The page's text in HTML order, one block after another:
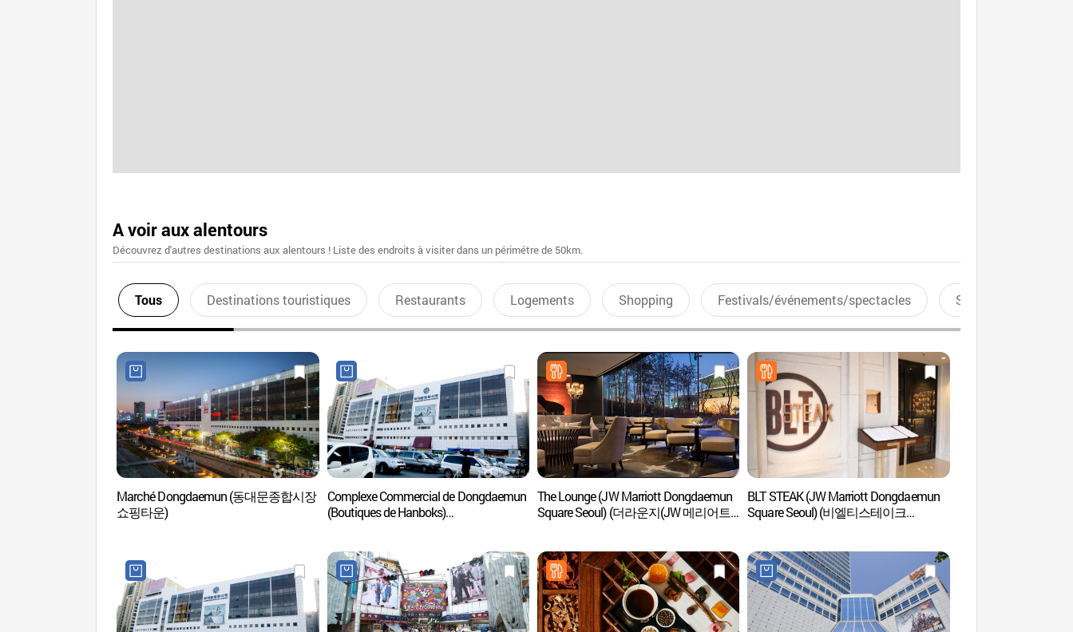
A voir aux alentours
Découvrez d'autres destinations aux alentours ! Liste des endroits à visiter dans un périmétre de 50km.
Tous Destinations touristiques Restaurants Logements Shopping Festivals/événements/spectacles Sports aquatiques
Marché Dongdaemun (동대문종합시장
쇼핑타운)
Complexe Commercial de Dongdaemun
(Boutiques de Hanboks)
The Lounge (JW Marriott Dongdaemun
Square Seoul) (더라운지(JW 메리어트
BLT STEAK (JW Marriott Dongdaemun
Square Seoul) (비엘티스테이크